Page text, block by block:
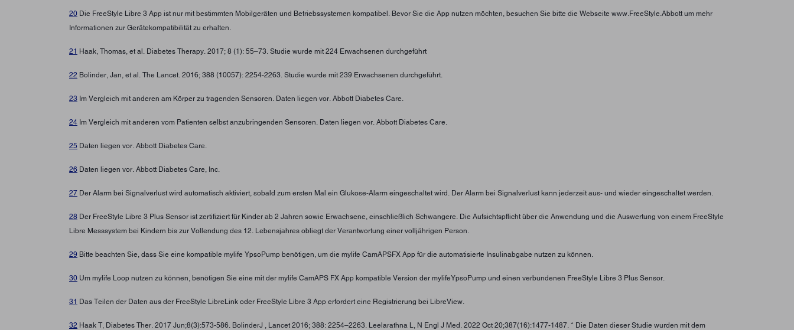
20 Die FreeStyle Libre 3 App ist nur mit bestimmten Mobilgeräten und Betriebssystemen kompatibel. Bevor Sie die App nutzen möchten, besuchen Sie bitte die Webseite www.FreeStyle.Abbott um mehr
Informationen zur Gerätekompatibilität zu erhalten.
21 Haak, Thomas, et al. Diabetes Therapy. 2017; 8 (1): 55–73. Studie wurde mit 224 Erwachsenen durchgeführt
22 Bolinder, Jan, et al. The Lancet. 2016; 388 (10057): 2254-2263. Studie wurde mit 239 Erwachsenen durchgeführt.
23 Im Vergleich mit anderen am Körper zu tragenden Sensoren. Daten liegen vor. Abbott Diabetes Care.
24 Im Vergleich mit anderen vom Patienten selbst anzubringenden Sensoren. Daten liegen vor. Abbott Diabetes Care.
25 Daten liegen vor. Abbott Diabetes Care.
26 Daten liegen vor. Abbott Diabetes Care, Inc.
27 Der Alarm bei Signalverlust wird automatisch aktiviert, sobald zum ersten Mal ein Glukose-Alarm eingeschaltet wird. Der Alarm bei Signalverlust kann jederzeit aus- und wieder eingeschaltet werden.
28 Der FreeStyle Libre 3 Plus Sensor ist zertifiziert für Kinder ab 2 Jahren sowie Erwachsene, einschließlich Schwangere. Die Aufsichtspflicht über die Anwendung und die Auswertung von einem FreeStyle
Libre Messsystem bei Kindern bis zur Vollendung des 12. Lebensjahres obliegt der Verantwortung einer volljährigen Person.
29 Bitte beachten Sie, dass Sie eine kompatible mylife YpsoPump benötigen, um die mylife CamAPSFX App für die automatisierte Insulinabgabe nutzen zu können.
30 Um mylife Loop nutzen zu können, benötigen Sie eine mit der mylife CamAPS FX App kompatible Version der mylifeYpsoPump und einen verbundenen FreeStyle Libre 3 Plus Sensor.
31 Das Teilen der Daten aus der FreeStyle LibreLink oder FreeStyle Libre 3 App erfordert eine Registrierung bei LibreView.
32 Haak T, Diabetes Ther. 2017 Jun;8(3):573-586. BolinderJ , Lancet 2016; 388: 2254–2263. Leelarathna L, N Engl J Med. 2022 Oct 20;387(16):1477-1487. * Die Daten dieser Studie wurden mit dem